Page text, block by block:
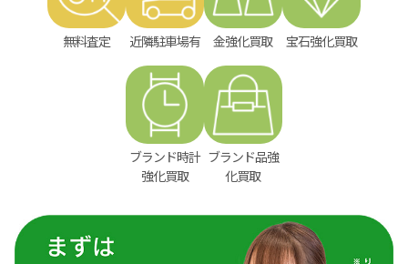
無料査定 近隣駐車場有 金強化買取 宝石強化買取
ブランド時計
強化買取
ブランド品強
化買取